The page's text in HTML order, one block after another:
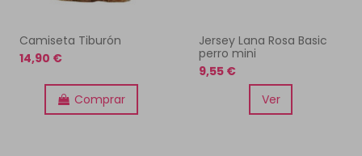
Camiseta Tiburón
14,90 €
Comprar
Jersey Lana Rosa Basic
perro mini
9,55 €
Ver